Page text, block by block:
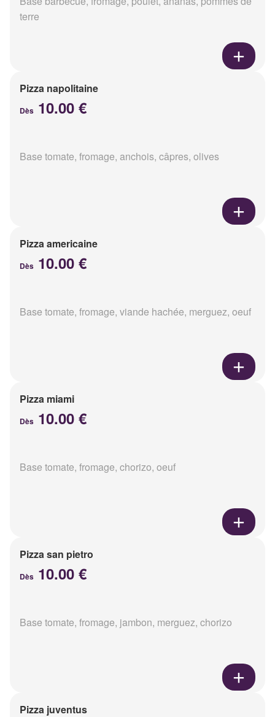
terre
Pizza napolitaine
Dès 10.00 €
Base tomate, fromage, anchois, câpres, olives
Pizza americaine
Dès 10.00 €
Base tomate, fromage, viande hachée, merguez, oeuf
Pizza miami
Dès 10.00 €
Base tomate, fromage, chorizo, oeuf
Pizza san pietro
Dès 10.00 €
Base tomate, fromage, jambon, merguez, chorizo
Pizza juventus